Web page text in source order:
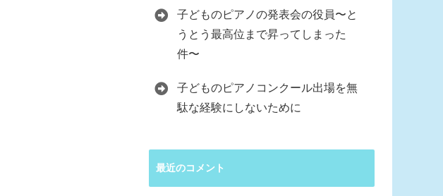
子どものピアノの発表会の役員〜と
うとう最高位まで昇ってしまった
件〜
子どものピアノコンクール出場を無
駄な経験にしないために
最近のコメント